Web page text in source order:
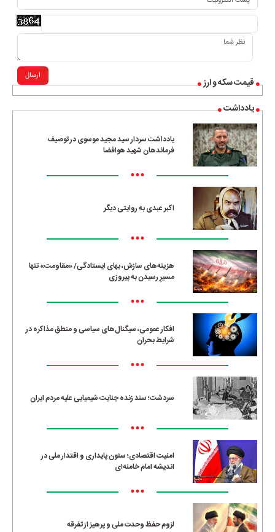
قیمت سکه و ارز
یادداشت
یادداشت سردار سید مجید موسوی در توصیف
فرماندهان شهید هوافضا
•••
اکبر عبدی به روایتی دیگر
•••
هزینه‌های سازش، بهای ایستادگی/ «مقاومت» تنها
مسیرِ رسیدن به پیروزی
•••
افکار عمومی، سیگنال‌های سیاسی و منطق مذاکره در
شرایط بحران
•••
سردشت؛ سند زنده جنایت شیمیایی علیه مردم ایران
•••
امنیت اقتصادی؛ ستون پایداری و اقتدار ملی در
اندیشه امام خامنه‌ای
•••
لزوم حفظ وحدت ملی و پرهیز از تفرقه
ارسال